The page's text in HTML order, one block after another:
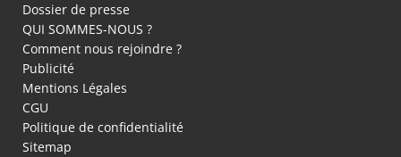
Dossier de presse
QUI SOMMES-NOUS ?
Comment nous rejoindre ?
Publicité
Mentions Légales
CGU
Politique de confidentialité
Sitemap